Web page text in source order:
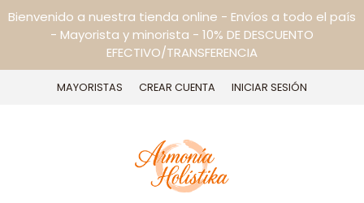
Bienvenido a nuestra tienda online - Envíos a todo el país
- Mayorista y minorista - 10% DE DESCUENTO
EFECTIVO/TRANSFERENCIA
MAYORISTAS CREAR CUENTA INICIAR SESIÓN